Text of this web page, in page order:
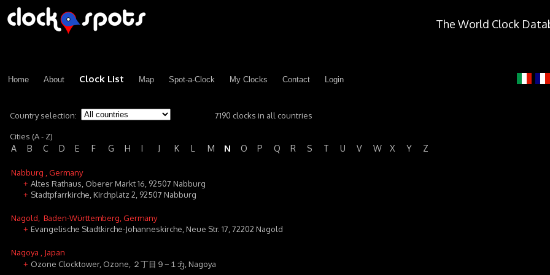
The World Clock
Home About Clock List Map Spot-a-Clock My Clocks Contact Login
Country selection: 7190 clocks in all countries
Cities (A - Z)
A B C D E F G H I J K L M N O P Q R S T U V W X Y Z
Nabburg , Germany
+ Altes Rathaus, Oberer Markt 16, 92507 Nabburg
+ Stadtpfarrkirche, Kirchplatz 2, 92507 Nabburg
Nagold , Baden-Württemberg, Germany
+ Evangelische Stadtkirche-Johanneskirche, Neue Str. 17, 72202 Nagold
Nagoya , Japan
+ Ozone Clocktower, Ozone, ２丁目９−１ᦁ, Nagoya